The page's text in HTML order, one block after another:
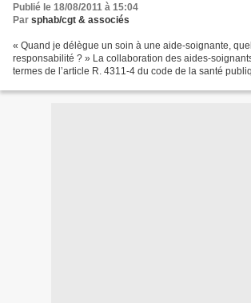
Publié le 18/08/2011 à 15:04
Par sphab/cgt & associés
« Quand je délègue un soin à une aide-soignante,
responsabilité ? » La collaboration des aides-
termes de l’article R. 4311-4 du code de la santé